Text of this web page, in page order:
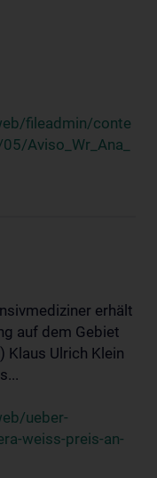
fileadmin/conte
Aviso_Wr_Ana_
erhält
auf dem Gebiet
Klaus Ulrich Klein
ueber-
weiss-preis-an-